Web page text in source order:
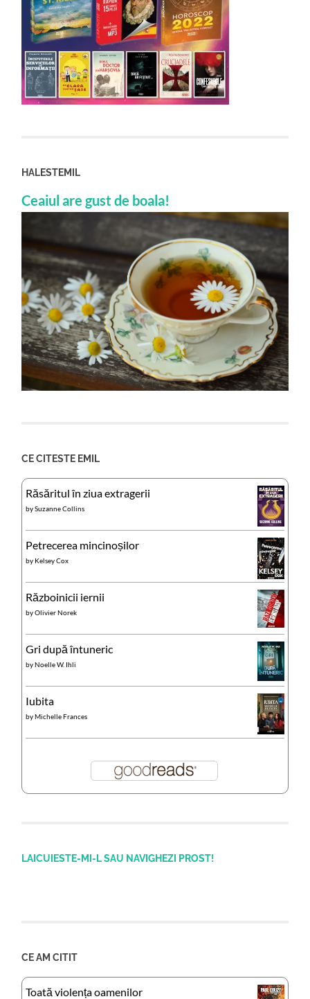
HALESTEMIL
Ceaiul are gust de boala!
CE CITESTE EMIL
Răsăritul în ziua extragerii
bySuzanne Collins
Petrecerea mincinoșilor
by Kelsey Cox
Războinicii iernii
byOlivier Norek
Gri după întuneric
byNoelle W. Ihli
Iubita
byMichelle Frances
LAICUIESTE-MI-L SAU NAVIGHEZI PROST!
CE AM CITIT
Toată violența oamenilor